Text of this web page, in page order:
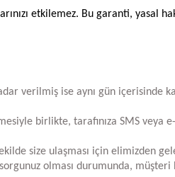
etkilemez. Bu garanti, yasal
verilmiş ise aynı gün içerisinde
birlikte, tarafınıza SMS veya
size ulaşması için elimizden
olması durumunda,